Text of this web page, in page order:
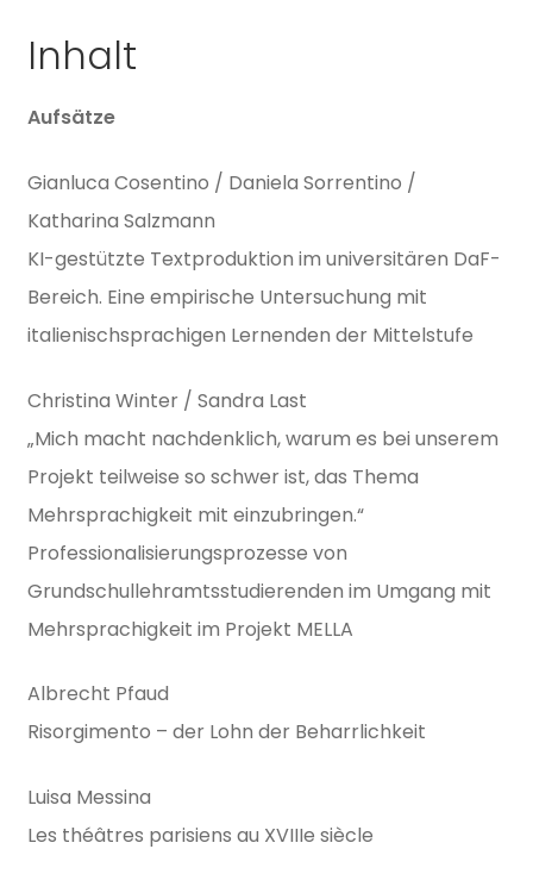
Inhalt
Aufsätze
Gianluca Cosentino / Daniela Sorrentino /
Katharina Salzmann
KI-gestützte Textproduktion im universitären DaF-
Bereich. Eine empirische Untersuchung mit
italienischsprachigen Lernenden der Mittelstufe
Christina Winter / Sandra Last
„Mich macht nachdenklich, warum es bei unserem
Projekt teilweise so schwer ist, das Thema
Mehrsprachigkeit mit einzubringen.“
Professionalisierungsprozesse von
Grundschullehramtsstudierenden im Umgang mit
Mehrsprachigkeit im Projekt MELLA
Albrecht Pfaud
Risorgimento – der Lohn der Beharrlichkeit
Luisa Messina
Les théâtres parisiens au XVIIIe siècle